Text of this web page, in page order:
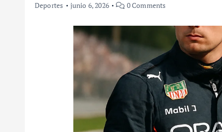
Deportes junio 6, 2026 0 Comments